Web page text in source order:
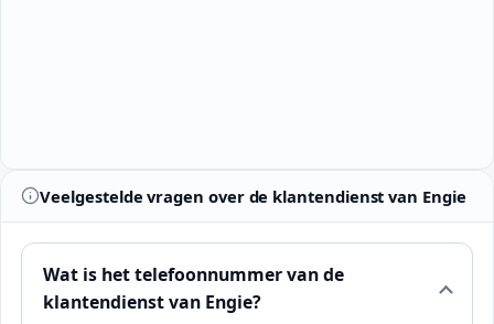
Veelgestelde vragen over de klantendienst van Engie
Wat is het telefoonnummer van de
klantendienst van Engie?